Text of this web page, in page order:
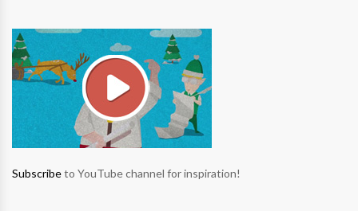
Subscribeto YouTube channel for inspiration!